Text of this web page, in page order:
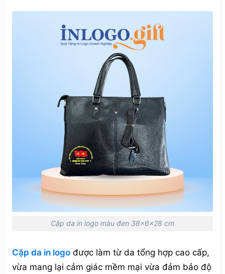
Cặp da in logo màu đen 38x6x28 cm
Cặp da in logođược làm từ da tổng hợp cao cấp,
vừa mang lại cảm giác mềm mại vừa đảm bảo độ